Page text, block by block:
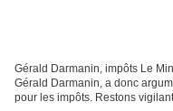
Gérald Darmanin, impôts Le
Gérald Darmanin, a donc
pour les impôts. Restons